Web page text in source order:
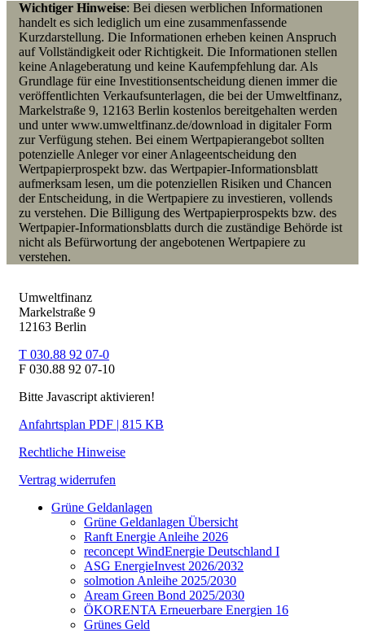
Wichtiger Hinweise: Bei diesen werblichen Informationen
handelt es sich lediglich um eine zusammenfassende
Kurzdarstellung. Die Informationen erheben keinen Anspruch
auf Vollständigkeit oder Richtigkeit. Die Informationen stellen
keine Anlageberatung und keine Kaufempfehlung dar. Als
Grundlage für eine Investitionsentscheidung dienen immer die
veröffentlichten Verkaufsunterlagen, die bei der Umweltfinanz,
Markelstraße 9, 12163 Berlin kostenlos bereitgehalten werden
und unter www.umweltfinanz.de/download in digitaler Form
zur Verfügung stehen. Bei einem Wertpapierangebotsollten
potenzielle Anleger vor einer Anlageentscheidung den
Wertpapierprospekt bzw. das Wertpapier-Informationsblatt
aufmerksam lesen, um die potenziellen Risiken und Chancen
der Entscheidung, in die Wertpapiere zu investieren, vollends
zu verstehen. Die Billigung des Wertpapierprospekts bzw. des
Wertpapier-Informationsblatts durch die zuständige Behörde ist
nicht als Befürwortung der angebotenen Wertpapiere zu
verstehen.
Umweltfinanz
Markelstraße 9
12163 Berlin
T 030.88 92 07-0
F 030.88 92 07-10
Bitte Javascript aktivieren!
Anfahrtsplan PDF | 815 KB
Rechtliche Hinweise
Vertrag widerrufen
Grüne Geldanlagen
Grüne Geldanlagen Übersicht
Ranft Energie Anleihe 2026
reconcept WindEnergie Deutschland I
ASG EnergieInvest 2026/2032
solmotion Anleihe 2025/2030
Aream Green Bond 2025/2030
ÖKORENTA Erneuerbare Energien 16
Grünes Geld